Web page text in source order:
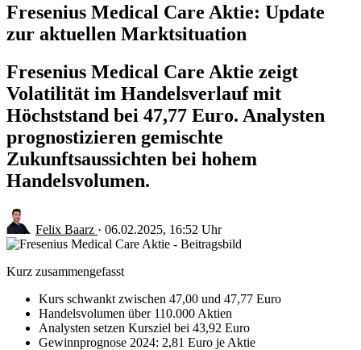
Fresenius Medical Care Aktie: Update
zur aktuellen Marktsituation
Fresenius Medical Care Aktie zeigt
Volatilität im Handelsverlauf mit
Höchststand bei 47,77 Euro. Analysten
prognostizieren gemischte
Zukunftsaussichten bei hohem
Handelsvolumen.
Felix Baarz · 06.02.2025, 16:52 Uhr
Kurz zusammengefasst
Kurs schwankt zwischen 47,00 und 47,77 Euro
Handelsvolumen über 110.000 Aktien
Analysten setzen Kursziel bei 43,92 Euro
Gewinnprognose 2024: 2,81 Euro je Aktie